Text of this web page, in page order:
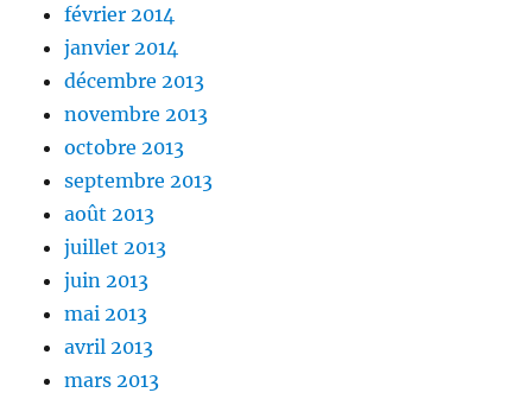
février 2014
janvier 2014
décembre 2013
novembre 2013
octobre 2013
septembre 2013
août 2013
juillet 2013
juin 2013
mai 2013
avril 2013
mars 2013